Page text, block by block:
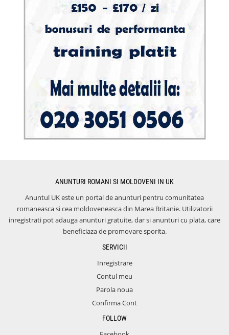
ANUNTURI ROMANI SI MOLDOVENI IN UK
Anuntul UK este un portal de anunturi pentru comunitatea
romaneasca si cea moldoveneasca din Marea Britanie. Utilizatorii
inregistrati pot adauga anunturi gratuite, dar si anunturi cu plata, care
beneficiaza de promovare sporita.
SERVICII
Inregistrare
Contul meu
Parola noua
Confirma Cont
FOLLOW